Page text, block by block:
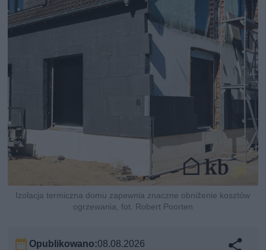
Izolacja termiczna domu zapewnia znaczne obniżenie kosztów
ogrzewania, fot. Robert Poorten
Opublikowano:08.08.2026